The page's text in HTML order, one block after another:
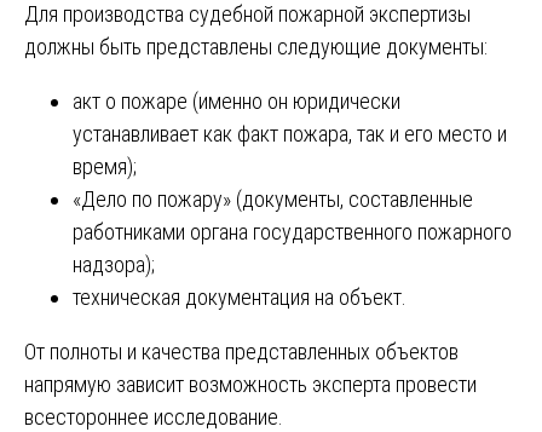
Для производства судебной пожарной экспертизы
должны быть представлены следующие документы:
акт о пожаре (именно он юридически
устанавливает как факт пожара, так и его место и
время);
«Дело по пожару» (документы, составленные
работниками органа государственного пожарного
надзора);
техническая документация на объект.
От полноты и качества представленных объектов
напрямую зависит возможность эксперта провести
всестороннее исследование.